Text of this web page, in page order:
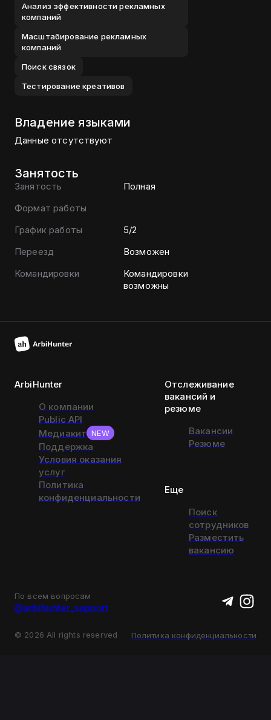
Анализ эффективности рекламных
компаний
Масштабирование рекламных
компаний
Поиск связок
Тестирование креативов
Владение языками
Данные отсутствуют
Занятость
Занятость
Полная
Формат работы
График работы
5/2
Переезд
Возможен
Командировки
Командировки
возможны
ArbiHunter
О компании
Public API
Медиакит NEW
Поддержка
Условия оказания
услуг
Политика
конфиденциальности
Отслеживание
вакансий и
резюме
Вакансии
Резюме
Еще
Поиск
сотрудников
Разместить
вакансию
По всем вопросам
@arbihunter_support
© 2026 All rights reserved Политика конфиденциальности